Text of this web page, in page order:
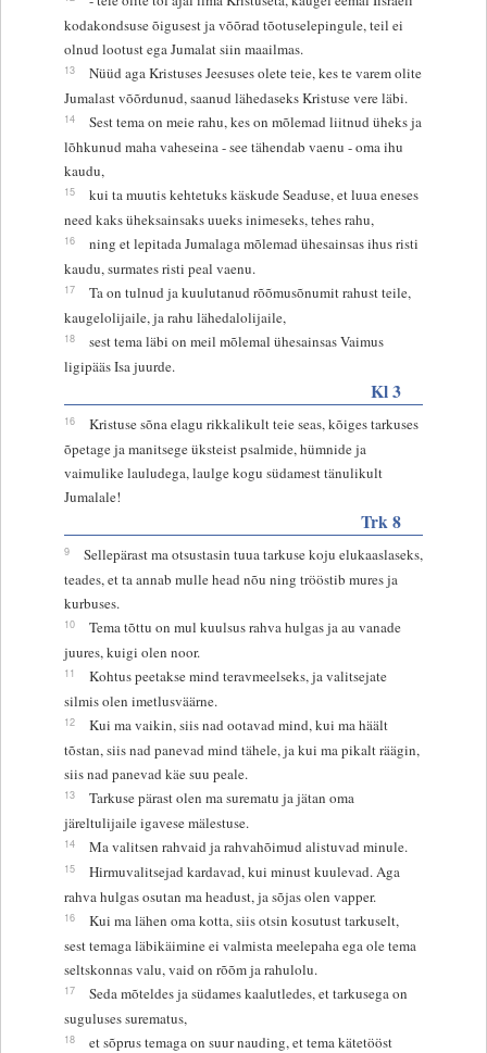
kodakondsuse õigusest ja võõrad tõotuselepingule, teil ei
olnud lootust ega Jumalat siin maailmas.
13
Nüüd aga Kristuses Jeesuses olete teie, kes te varem olite
Jumalast võõrdunud, saanud lähedaseks Kristuse vere läbi.
14
Sest tema on meie rahu, kes on mõlemad liitnud üheks ja
lõhkunud maha vaheseina - see tähendab vaenu - oma ihu
kaudu,
15
kui ta muutis kehtetuks käskude Seaduse, et luua eneses
need kaks üheksainsaks uueks inimeseks, tehes rahu,
16
ning et lepitada Jumalaga mõlemad ühesainsas ihus risti
kaudu, surmates risti peal vaenu.
17
Ta on tulnud ja kuulutanud rõõmusõnumit rahust teile,
kaugelolijaile, ja rahu lähedalolijaile,
18
sest tema läbi on meil mõlemal ühesainsas Vaimus
ligipääs Isa juurde.
Kl 3
16
Kristuse sõna elagu rikkalikult teie seas, kõiges tarkuses
õpetage ja manitsege üksteist psalmide, hümnide ja
vaimulike lauludega, laulge kogu südamest tänulikult
Jumalale!
Trk 8
9
Sellepärast ma otsustasin tuua tarkuse koju elukaaslaseks,
teades, et ta annab mulle head nõu ning trööstib mures ja
kurbuses.
10
Tema tõttu on mul kuulsus rahva hulgas ja au vanade
juures, kuigi olen noor.
11
Kohtus peetakse mind teravmeelseks, ja valitsejate
silmis olen imetlusväärne.
12
Kui ma vaikin, siis nad ootavad mind, kui ma häält
tõstan, siis nad panevad mind tähele, ja kui ma pikalt räägin,
siis nad panevad käe suu peale.
13
Tarkuse pärast olen ma surematu ja jätan oma
järeltulijaile igavese mälestuse.
14 Ma valitsen rahvaid ja rahvahõimud alistuvad minule.
15
Hirmuvalitsejad kardavad, kui minust kuulevad. Aga
rahva hulgas osutan ma headust, ja sõjas olen vapper.
16
Kui ma lähen oma kotta, siis otsin kosutust tarkuselt,
sest temaga läbikäimine ei valmista meelepaha ega ole tema
seltskonnas valu, vaid on rõõm ja rahulolu.
17
Seda mõteldes ja südames kaalutledes, et tarkusega on
suguluses surematus,
18
et sõprus temaga on suur nauding, et tema kätetööst